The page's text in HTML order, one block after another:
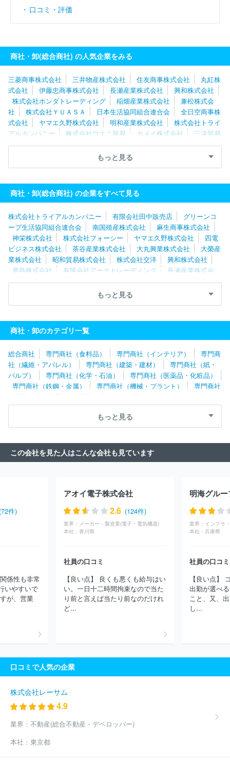
口コミ・評価
商社・卸(総合商社) の人気企業をみる
三菱商事株式会社 三井物産株式会社 住友商事株式会社
丸紅株
式会社
伊藤忠商事株式会社 長瀬産業株式会社
興和株式会社
株式会社ホンダトレーディング
稲畑産業株式会社
兼松株式会
社
株式会社ＹＵＡＳＡ 日本生活協同組合連合会
全日空商事株
式会社
ヤマエ久野株式会社 明和産業株式会社
株式会社トライ
アルカンパニー
株式会社ウエニ貿易 カメイ株式会社
三洋貿易
株式会社
富士貿易株式会社 Ｕｍｉｏｓ株式会社
三菱電機トレ
野村貿易株式会社
式会社交洋
もっと見る
商社・卸(総合商社) の企業をすべて見る
株式会社トライアルカンパニー 有限会社田中販売店
グリーンコ
ープ生活協同組合連合会
南国殖産株式会社
麻生商事株式会社
神栄株式会社
株式会社フォーシー ヤマエ久野株式会社
四電
ビジネス株式会社
茶谷産業株式会社 大丸興業株式会社
大榮産
業株式会社
昭和貿易株式会社 株式会社交洋
興和株式会社
豊島株式会社
有限会社アークトレーディング
長瀬産業株式会
社
日本流通産業株式会社 野村貿易株式会社
豊田通商株式会
カメイ株式会社
コープデリ生活協同組合
連合会
プジャパン株式会社
日本ダイレックス株式会社
田辺商事株式会
社
昭光通商株式会社
社
株式会社ＪＲ東日本商事
株式会社トーヨーコーポレーション
イオントップバリュ株式会社
株式会社野澤組
日本生活協同組合
連合会
三菱電機トレーディング株式会社
モンテ物産株式会社
株式会社バイテックホールディングス
株式会社シムコ
東レイン
パルシステム生活協同組合連合会
カーギルジャパン合同会社
株式会社ＹＵＡＳＡ
ジャパンマシナ
リー株式会社
森村商事株式会社 東工コーセン株式会社
社ウエニ貿易
Ｕｍｉｏｓ株式会社 株式会社コーレンス
兼松株
ビオメリュー・ジャパン株式会社 富士貿易株式会社
アデ
ィダスジャパン株式会社
株式会社コスモトレードアンドサービス
敦井産業株式会社
ハインツ日本株式会社
三井物産株式会社
丸紅株式会社 ＹＫアクロス株式会社
住友
日仏商事株式会社
原田産業株式会
事業連合
エルライズ株式会社 株式会社北海道日立
共栄商事株
式会社
伊藤忠リーテイルリンク株式会社
Ｗｉｓｍｅｔｔａｃフ
ーズ株式会社
生活協同組合連合会東海コープ事業連合
住友商事
今井金商株式会社
株式会社カナメ・ホールディン
もっと見る
商社・卸のカテゴリ一覧
総合商社 専門商社（食料品） 専門商社（インテリア）
専門商
社（繊維・アパレル）
専門商社（建築・建材）
専門商社（紙・
パルプ）
専門商社（化学・石油）
専門商社（医薬品・化粧品）
専門商社（鉄鋼・金属）
専門商社（機械・プラント）
専門商社
（電子・電気機器・OA機器）
専門商社（自動車関連・輸送用機
器）
専門商社（医療機器）
専門商社（文具・事務用品・日用
専門商社（スポーツ・レジャー用品） 専門商社（その他）
もっと見る
この会社を見た人はこんな会社も見ています
件)
係性も非常
いやすいで
が、営業
アオイ電子株式会社
2.6 (124件)
業界： メーカー・製造業(電子・電気機器)
本社： 香川県
社員の口コミ
【良い点】 良くも悪くも給与はい
い。一日十二時間拘束なので当た
り前と言えば当たり前なのだけれ
ど...
明海グル
業界：
本社： 兵庫県
社員の口コミ
【良い点】
出勤が選べ
こと、又、
し...
口コミで人気の企業
株式会社レーサム
4.9
業界： 不動産(総合不動産・デベロッパー)
本社： 東京都